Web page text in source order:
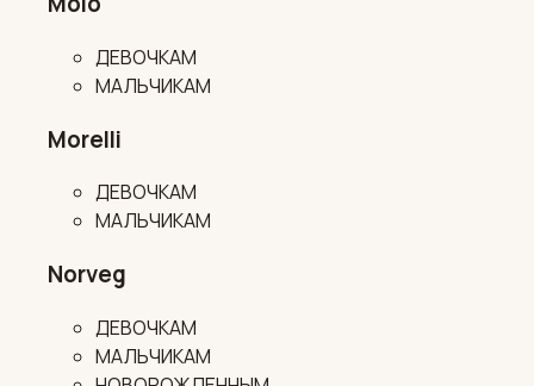
ДЕВОЧКАМ
МАЛЬЧИКАМ
Morelli
ДЕВОЧКАМ
МАЛЬЧИКАМ
Norveg
ДЕВОЧКАМ
МАЛЬЧИКАМ